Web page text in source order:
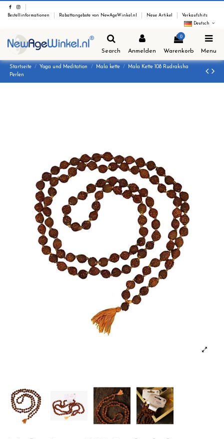
Bestellinformationen Rabattangebote von NewAgeWinkel.nl Neue Artikel
Verkaufshits
Deutsch
Search Anmelden
0
Warenkorb Menu
Startseite Yoga und Meditation Mala kette
Mala Kette 108 Rudraksha
Perlen